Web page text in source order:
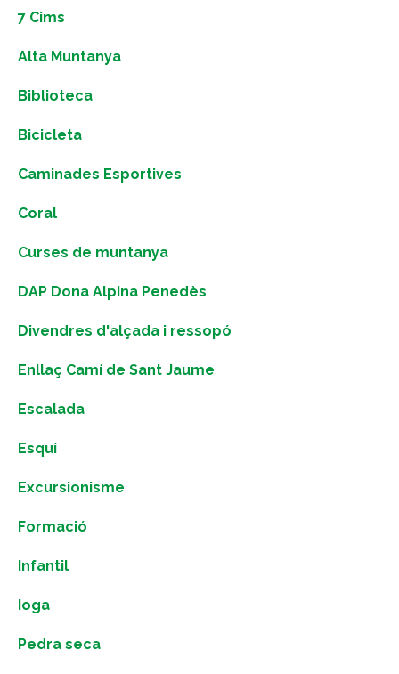
7 Cims
Alta Muntanya
Biblioteca
Bicicleta
Caminades Esportives
Coral
Curses de muntanya
DAP Dona Alpina Penedès
Divendres d'alçada i ressopó
Enllaç Camí de Sant Jaume
Escalada
Esquí
Excursionisme
Formació
Infantil
Ioga
Pedra seca